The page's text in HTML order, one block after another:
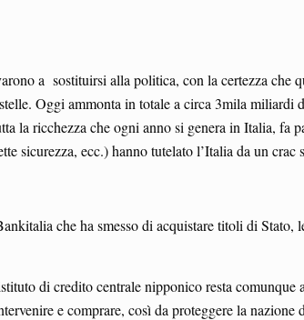
a sostituirsi alla politica, con la certezza che
Oggi ammonta in totale a circa 3mila
la ricchezza che ogni anno si genera in Italia, fa
ecc.) hanno tutelato l’Italia da un crac
che ha smesso di acquistare titoli di Stato,
di credito centrale nipponico resta
e comprare, così da proteggere la